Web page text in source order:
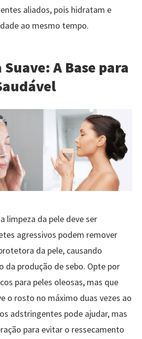
aliados, pois hidratam e
ao mesmo tempo.
A Base para
limpeza da pele deve ser
agressivos podem remover
da pele, causando
da produção de sebo. Opte por
para peles oleosas, mas que
o rosto no máximo duas vezes ao
adstringentes pode ajudar, mas
para evitar o ressecamento